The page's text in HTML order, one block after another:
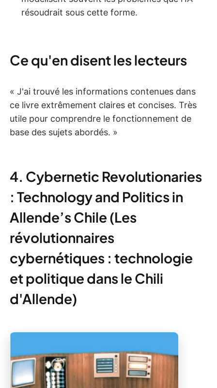
résoudrait sous cette forme.
Ce qu'en disent les lecteurs
« J'ai trouvé les informations contenues dans
ce livre extrêmement claires et concises. Très
utile pour comprendre le fonctionnement de
base des sujets abordés. »
4. Cybernetic Revolutionaries
: Technology and Politics in
Allende’s Chile (Les
révolutionnaires
cybernétiques : technologie
et politique dans le Chili
d'Allende)